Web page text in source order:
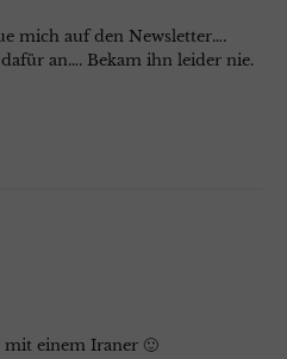
mich auf den Newsletter….
an…. Bekam ihn leider nie.
mit einem Iraner 🙂